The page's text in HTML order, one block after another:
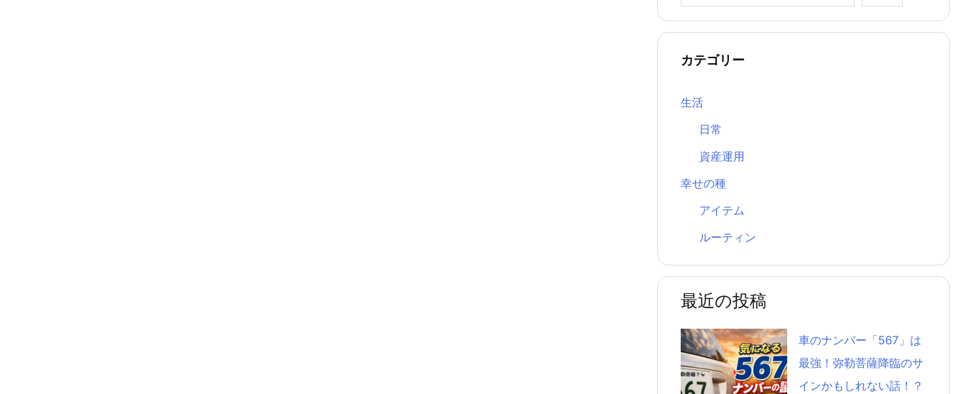
カテゴリー
生活
日常
資産運用
幸せの種
アイテム
ルーティン
最近の投稿
車のナンバー「567」は
最強！弥勒菩薩降臨のサ
インかもしれない話！？